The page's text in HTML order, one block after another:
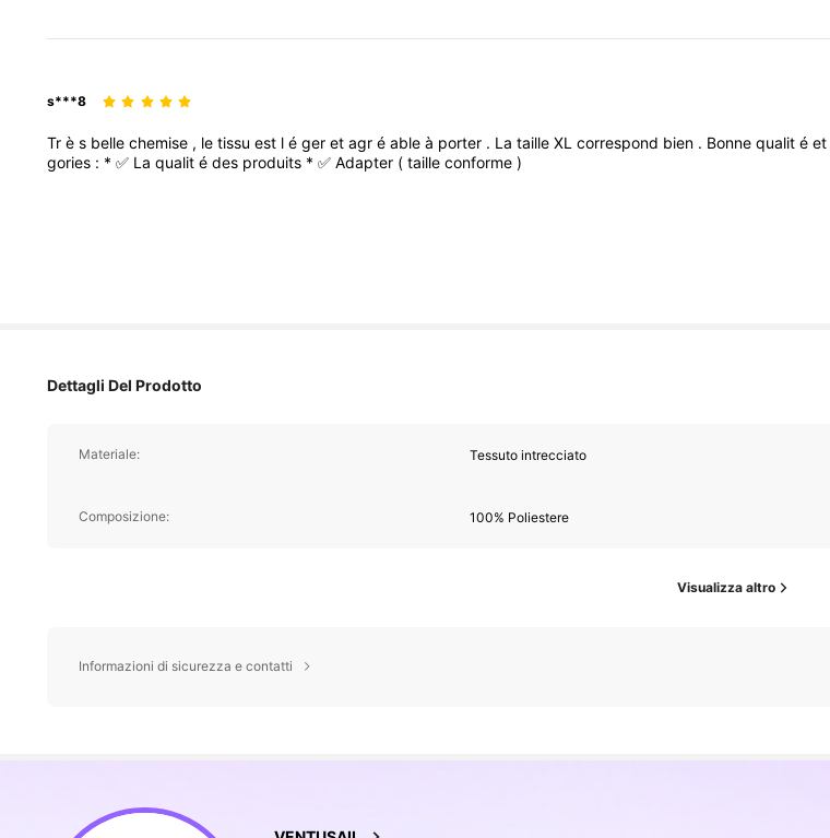
s***8
Tr è s belle chemise , le tissu est l é ger et agr é able à porter . La taille XL correspond bien . Bonne qualit é et
gories : * ✅ La qualit é des produits * ✅ Adapter ( taille conforme )
Dettagli Del Prodotto
Materiale: Tessuto intrecciato
Composizione: 100% Poliestere
Visualizza altro
Informazioni di sicurezza e contatti